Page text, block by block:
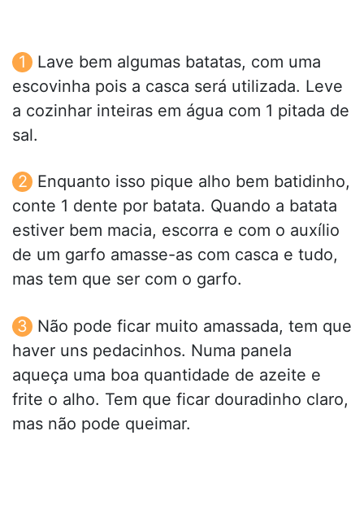
Lave bem algumas batatas, com uma
escovinha pois a casca será utilizada. Leve
a cozinhar inteiras em água com 1 pitada de
sal.
Enquanto isso pique alho bem batidinho,
conte 1 dente por batata. Quando a batata
estiver bem macia, escorra e com o auxílio
de um garfo amasse-as com casca e tudo,
mas tem que ser com o garfo.
Não pode ficar muito amassada, tem que
haver uns pedacinhos. Numa panela
aqueça uma boa quantidade de azeite e
frite o alho. Tem que ficar douradinho claro,
mas não pode queimar.